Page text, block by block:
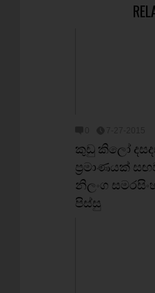
කුඩු කිලෝ
ප්‍රමාණයක්
නිලංග
පිස්සු